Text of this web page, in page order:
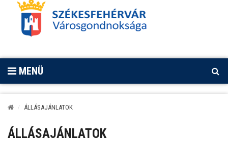
MENÜ
ÁLLÁSAJÁNLATOK
ÁLLÁSAJÁNLATOK